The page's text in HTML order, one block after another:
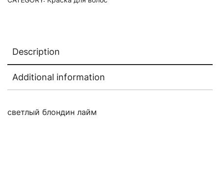
Description
Additional information
светлый блондин лайм